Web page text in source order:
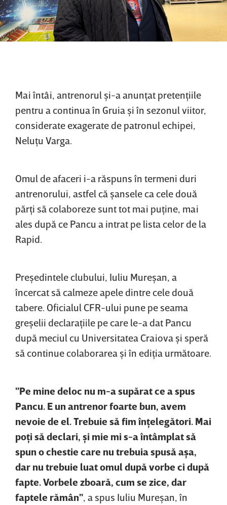
Mai întâi, antrenorul şi-a anunţat pretenţiile
pentru a continua în Gruia şi în sezonul viitor,
considerate exagerate de patronul echipei,
Neluţu Varga.
Omul de afaceri i-a răspuns în termeni duri
antrenorului, astfel că şansele ca cele două
părţi să colaboreze sunt tot mai puţine, mai
ales după ce Pancu a intrat pe lista celor de la
Rapid.
Preşedintele clubului, Iuliu Mureşan, a
încercat să calmeze apele dintre cele două
tabere. Oficialul CFR-ului pune pe seama
greşelii declaraţiile pe care le-a dat Pancu
după meciul cu Universitatea Craiova şi speră
să continue colaborarea şi în ediţia următoare.
"Pe mine deloc nu m-a supărat ce a spus
Pancu. E un antrenor foarte bun, avem
nevoie de el. Trebuie să fim înţelegători. Mai
poţi să declari, şi mie mi s-a întâmplat să
spun o chestie care nu trebuia spusă aşa,
dar nu trebuie luat omul după vorbe ci după
fapte. Vorbele zboară, cum se zice, dar
faptele rămân" , a spus Iuliu Mureşan, în